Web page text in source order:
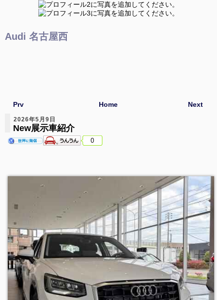
Audi 名古屋西
Next
Prv Home
2026年5月9日
New展示車紹介
0